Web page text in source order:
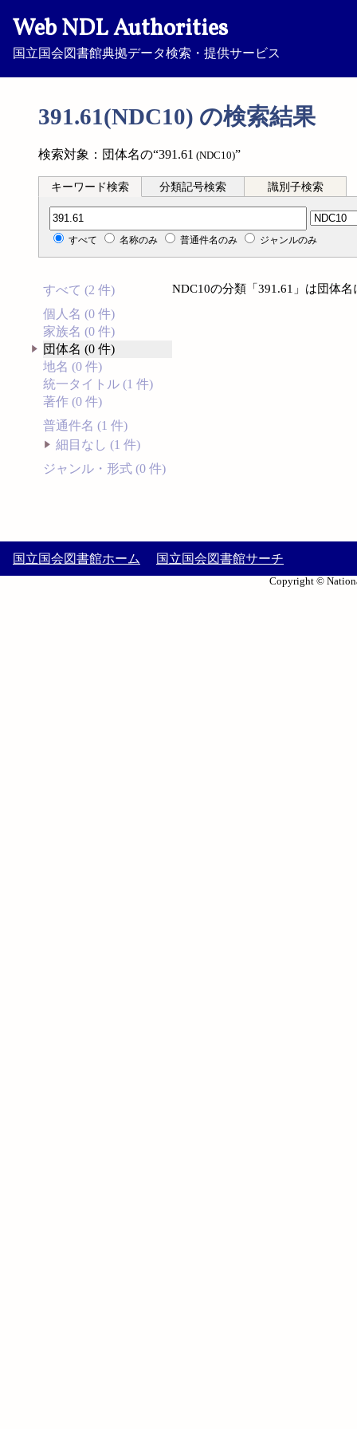
Web NDL Authorities
国立国会図書館典拠データ検索・提供サービス
391.61(NDC10) の検索結果
検索対象：団体名の“391.61 (NDC10)”
キーワード検索 分類記号検索 識別子検索
分類記号検索
すべて 名称のみ 普通件名のみ ジャンルのみ
すべて (2 件)
個人名 (0 件)
家族名 (0 件)
団体名 (0 件)
地名 (0 件)
統一タイトル (1 件)
著作 (0 件)
普通件名 (1 件)
細目なし (1 件)
ジャンル・形式 (0 件)
NDC10の分類「391.61」は団体
国立国会図書館ホーム 国立国会図書館サーチ
Copyright ©